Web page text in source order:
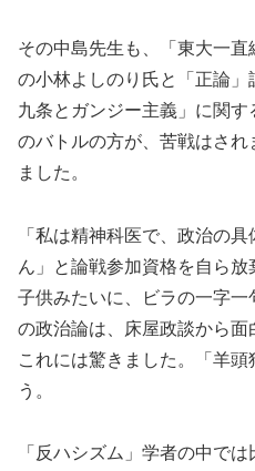
その中島先生も、「東大一
の小林よしのり氏と「正論
九条とガンジー主義」に関
のバトルの方が、苦戦はされ
ました。
「私は精神科医で、政治の
ん」と論戦参加資格を自ら
子供みたいに、ビラの一字
の政治論は、床屋政談から面
これには驚きました。「羊
う。
「反ハシズム」学者の中で